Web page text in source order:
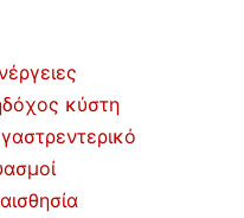
κύστη